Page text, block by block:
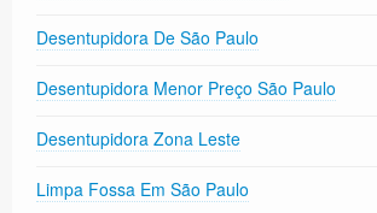
Desentupidora De São Paulo
Desentupidora Menor Preço São Paulo
Desentupidora Zona Leste
Limpa Fossa Em São Paulo